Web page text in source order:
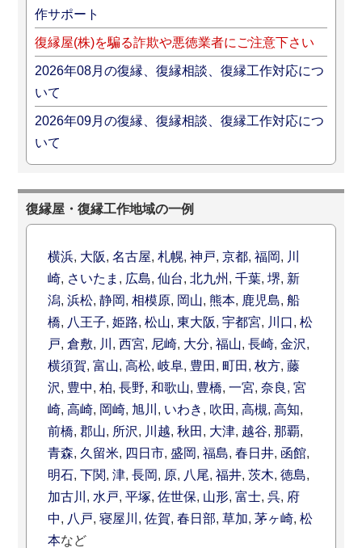
作サポート
復縁屋(株)を騙る詐欺や悪徳業者にご注意下さい
2026年08月の復縁、復縁相談、復縁工作対応につ
いて
2026年09月の復縁、復縁相談、復縁工作対応につ
いて
復縁屋・復縁工作地域の一例
横浜, 大阪, 名古屋, 札幌, 神戸, 京都, 福岡, 川
崎, さいたま , 広島, 仙台, 北九州 , 千葉, 堺, 新
潟, 浜松, 静岡, 相模原, 岡山, 熊本, 鹿児島, 船
橋, 八王子, 姫路, 松山, 東大阪, 宇都宮, 川口, 松
戸, 倉敷, 川 , 西宮, 尼崎, 大分, 福山, 長崎, 金沢,
横須賀, 富山, 高松, 岐阜, 豊田 , 町田 , 枚方, 藤
沢, 豊中, 柏, 長野, 和歌山, 豊橋, 一宮, 奈良 , 宮
崎, 高崎, 岡崎, 旭川 , いわき , 吹田 , 高槻, 高知,
前橋, 郡山, 所沢, 川越, 秋田 , 大津, 越谷, 那覇,
青森, 久留米, 四日市, 盛岡, 福島, 春日井, 函館,
明石, 下関, 津, 長岡, 原, 八尾, 福井, 茨木, 徳島,
加古川 , 水戸, 平塚, 佐世保, 山形, 富士, 呉, 府
中, 八戸, 寝屋川 , 佐賀, 春日部, 草加, 茅ヶ崎, 松
本など